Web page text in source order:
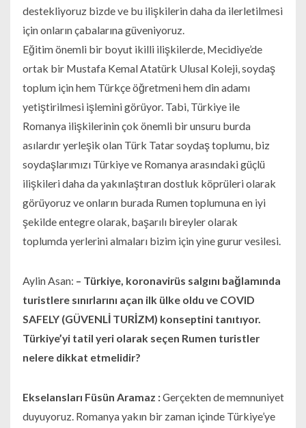
destekliyoruz bizde ve bu ilişkilerin daha da ilerletilmesi
için onların çabalarına güveniyoruz.
Eğitim önemli bir boyut ikilli ilişkilerde, Mecidiye’de
ortak bir Mustafa Kemal Atatürk Ulusal Koleji, soydaş
toplum için hem Türkçe öğretmeni hem din adamı
yetiştirilmesi işlemini görüyor. Tabi, Türkiye ile
Romanya ilişkilerinin çok önemli bir unsuru burda
asılardır yerleşik olan Türk Tatar soydaş toplumu, biz
soydaşlarımızı Türkiye ve Romanya arasındaki güçlü
ilişkileri daha da yakınlaştıran dostluk köprüleri olarak
görüyoruz ve onların burada Rumen toplumuna en iyi
şekilde entegre olarak, başarılı bireyler olarak
toplumda yerlerini almaları bizim için yine gurur vesilesi.
Aylin Asan: – Türkiye, koronavirüs salgını bağlamında
turistlere sınırlarını açan ilk ülke oldu ve COVID
SAFELY (GÜVENLİ TURİZM) konseptini tanıtıyor.
Türkiye’yi tatil yeri olarak seçen Rumen turistler
nelere dikkat etmelidir?
Ekselansları Füsün Aramaz :Gerçekten de memnuniyet
duyuyoruz. Romanya yakın bir zaman içinde Türkiye’ye